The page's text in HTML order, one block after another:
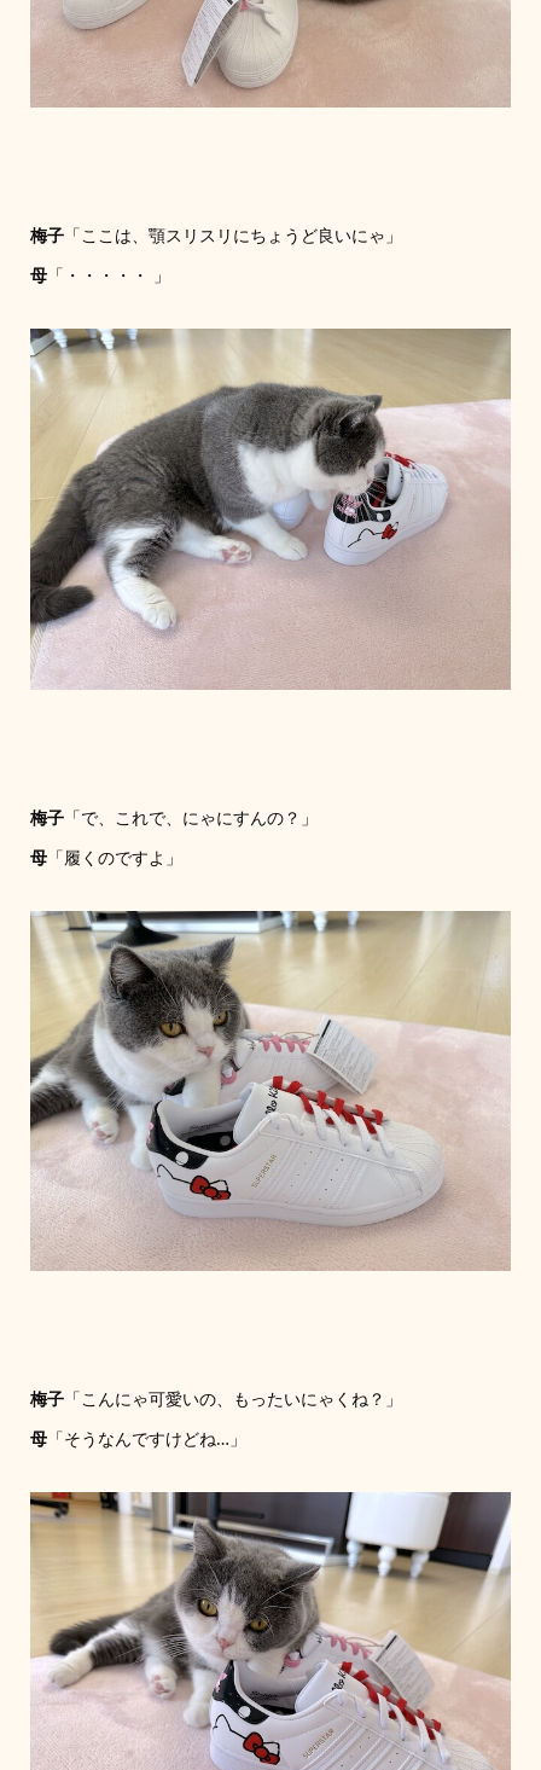
梅子「ここは、顎スリスリにちょうど良いにゃ」
母「・・・・・ 」
梅子「で、これで、にゃにすんの？」
母「履くのですよ」
梅子「こんにゃ可愛いの、もったいにゃくね？」
母「そうなんですけどね…」